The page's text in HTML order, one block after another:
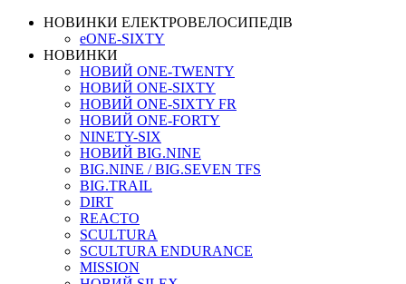
НОВИНКИ ЕЛЕКТРОВЕЛОСИПЕДІВ
eONE-SIXTY
НОВИНКИ
НОВИЙ ONE-TWENTY
НОВИЙ ONE-SIXTY
НОВИЙ ONE-SIXTY FR
НОВИЙ ONE-FORTY
NINETY-SIX
НОВИЙ BIG.NINE
BIG.NINE / BIG.SEVEN TFS
BIG.TRAIL
DIRT
REACTO
SCULTURA
SCULTURA ENDURANCE
MISSION